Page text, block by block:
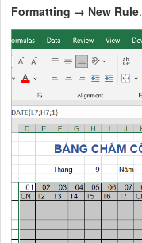
Formatting → New Rule.